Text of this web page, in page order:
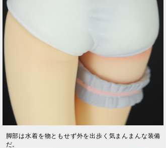
脚部は水着を物ともせず外を出歩く気まんまんな装備
だ。